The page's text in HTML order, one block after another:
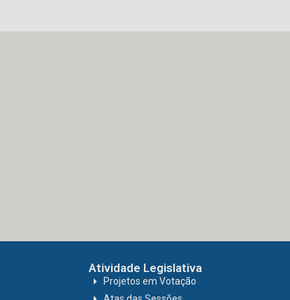
Atividade Legislativa
Projetos em Votação